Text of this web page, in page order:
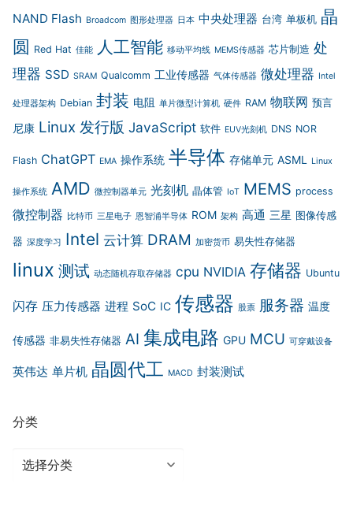
NAND Flash Broadcom 图形处理器 日本 中央处理器 台湾 单板机 晶
圆 Red Hat 佳能 人工智能 移动平均线 MEMS传感器 芯片制造 处
理器 SSD SRAM Qualcomm 工业传感器 气体传感器 微处理器 Intel
处理器架构 Debian 封装 电阻 单片微型计算机 硬件 RAM 物联网 预言
尼康 Linux 发行版 JavaScript 软件 EUV光刻机 DNS NOR
Flash ChatGPT EMA 操作系统 半导体 存储单元 ASML Linux
操作系统 AMD 微控制器单元 光刻机 晶体管 IoT MEMS process
微控制器 比特币 三星电子 恩智浦半导体 ROM 架构 高通 三星 图像传感
器 深度学习 Intel 云计算 DRAM 加密货币 易失性存储器
linux 测试 动态随机存取存储器 cpu NVIDIA 存储器 Ubuntu
闪存 压力传感器 进程 SoC IC 传感器 股票 服务器 温度
传感器 非易失性存储器 AI 集成电路 GPU MCU 可穿戴设备
英伟达 单片机 晶圆代工 MACD 封装测试
分类
分